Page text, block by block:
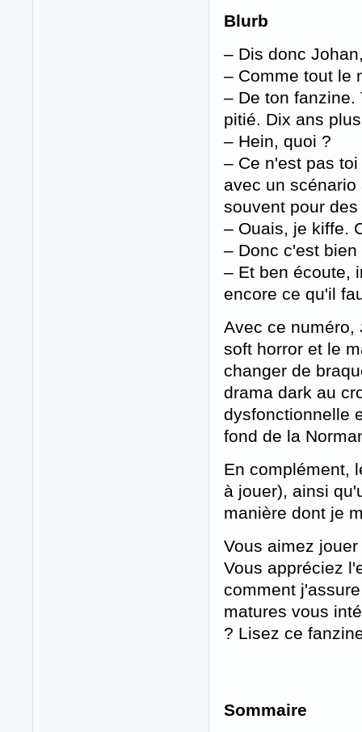
Blurb
– Dis donc
– Comme tout le
– De ton
pitié. Dix ans
– Hein, quoi ?
– Ce n'est pas
avec un
souvent pour
– Ouais, je kiffe.
– Donc c'est
– Et ben écoute,
encore ce qu'il
Avec ce numéro,
soft horror et le
changer de
drama dark au
dysfonctionnelle
fond de la
En complément,
à jouer), ainsi
manière dont je
Vous aimez
Vous appréciez
comment
matures vous
? Lisez ce
Sommaire